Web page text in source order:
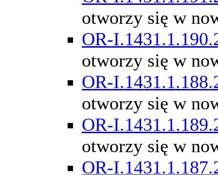
otworzy się w
OR-
otworzy się w
OR-
otworzy się w
OR-
otworzy się w
OR-